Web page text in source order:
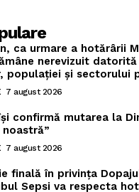
ca urmare a hotărârii
nerevizuit
populației și sectorului
7 august 2026
confirmă mutarea la
7 august 2026
finală în privința
Sepsi va respecta